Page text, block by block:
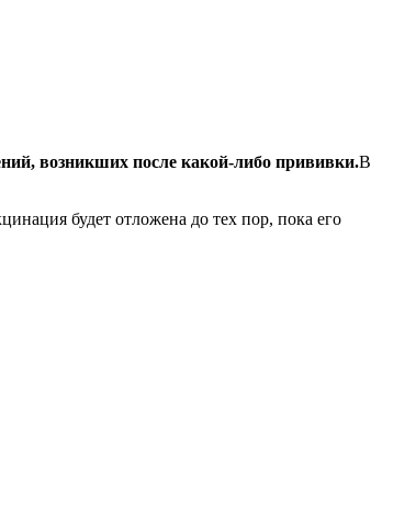
возникших после какой-либо прививки.В
будет отложена до тех пор, пока его